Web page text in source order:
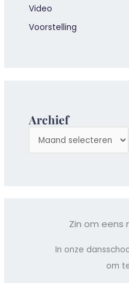
Video
Voorstelling
Archief
r
Zin om eens
In onze
om